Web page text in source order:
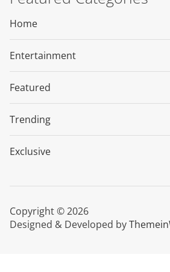
Home
Entertainment
Featured
Trending
Exclusive
Copyright © 2026
Designed & Developed by